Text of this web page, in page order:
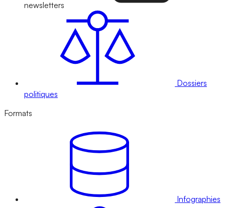
newsletters
Dossiers
politiques
Formats
Infographies